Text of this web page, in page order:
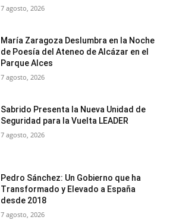
7 agosto, 2026
María Zaragoza Deslumbra en la Noche
de Poesía del Ateneo de Alcázar en el
Parque Alces
7 agosto, 2026
Sabrido Presenta la Nueva Unidad de
Seguridad para la Vuelta LEADER
7 agosto, 2026
Pedro Sánchez: Un Gobierno que ha
Transformado y Elevado a España
desde 2018
7 agosto, 2026